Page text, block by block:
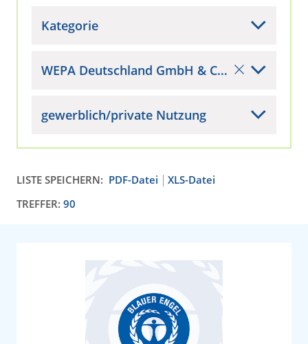
Kategorie
WEPA Deutschland GmbH & Co. KG
gewerblich/private Nutzung
LISTE SPEICHERN: PDF-Datei
XLS-Datei
TREFFER: 90